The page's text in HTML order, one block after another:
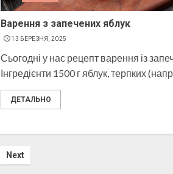
Варення з запечених яблук
13 БЕРЕЗНЯ, 2025
Сьогодні у нас рецепт варення із
Інгредієнти 1500 г яблук, терпких
ДЕТАЛЬНО
Next